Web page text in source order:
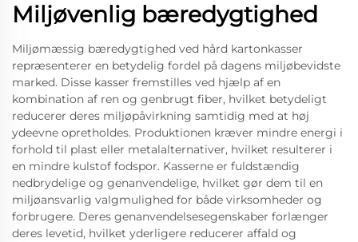
Miljøvenlig bæredygtighed
Miljømæssig bæredygtighed ved hård kartonkasser
repræsenterer en betydelig fordel på dagens miljøbevidste
marked. Disse kasser fremstilles ved hjælp af en
kombination af ren og genbrugt fiber, hvilket betydeligt
reducerer deres miljøpåvirkning samtidig med at høj
ydeevne opretholdes. Produktionen kræver mindre energi i
forhold til plast eller metalalternativer, hvilket resulterer i
en mindre kulstof fodspor. Kasserne er fuldstændig
nedbrydelige og genanvendelige, hvilket gør dem til en
miljøansvarlig valgmulighed for både virksomheder og
forbrugere. Deres genanvendelsesegenskaber forlænger
deres levetid, hvilket yderligere reducerer affald og